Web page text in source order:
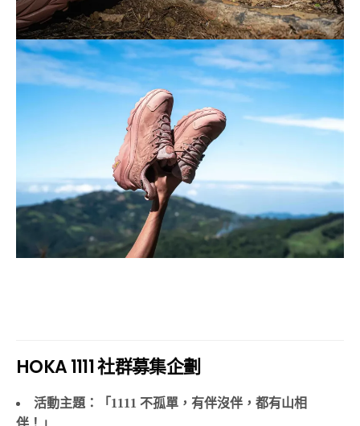
HOKA 1111 社群募集企劃
活動主題：
「1111 不孤單，有伴沒伴，都有山相
伴！ 」